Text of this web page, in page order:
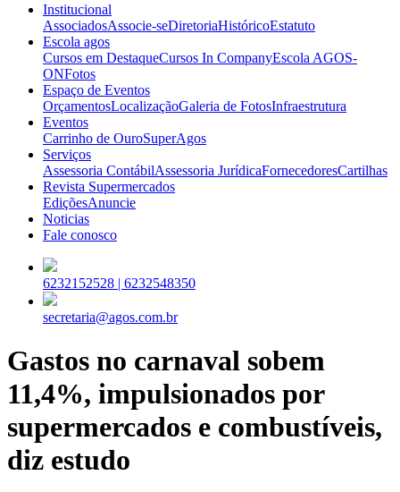
Institucional
AssociadosAssocie-seDiretoriaHistóricoEstatuto
Escola agos
Cursos em DestaqueCursos In CompanyEscola AGOS-
ONFotos
Espaço de Eventos
OrçamentosLocalizaçãoGaleria de FotosInfraestrutura
Eventos
Carrinho de OuroSuperAgos
Serviços
Assessoria ContábilAssessoria JurídicaFornecedoresCartilhas
Revista Supermercados
EdiçõesAnuncie
Noticias
Fale conosco
6232152528 | 6232548350
secretaria@agos.com.br
Gastos no carnaval sobem
11,4%, impulsionados por
supermercados e combustíveis,
diz estudo